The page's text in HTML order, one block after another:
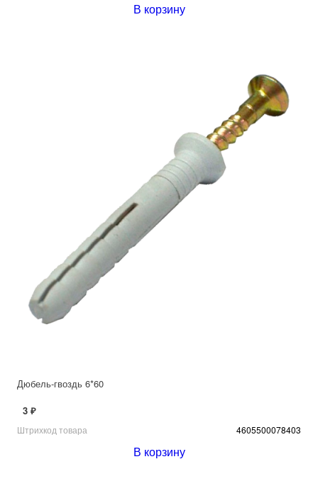
В корзину
Дюбель-гвоздь 6*60
3 ₽
Штрихкод товара 4605500078403
В корзину